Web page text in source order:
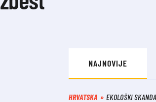
NAJNOVIJE
HRVATSKA EKOLOŠKI